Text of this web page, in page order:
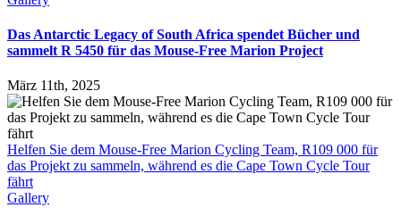
Das Antarctic Legacy of South Africa spendet Bücher und
sammelt R 5450 für das Mouse-Free Marion Project
März 11th, 2025
Helfen Sie dem Mouse-Free Marion Cycling Team, R109 000 für
das Projekt zu sammeln, während es die Cape Town Cycle Tour
fährt
Gallery